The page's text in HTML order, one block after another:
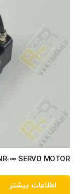
00 SERVO MOTOR
اطلاعات بیشتر